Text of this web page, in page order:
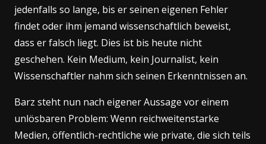
jedenfalls so lange, bis er seinen eigenen Fehler
findet oder ihm jemand wissenschaftlich beweist,
dass er falsch liegt. Dies ist bis heute nicht
geschehen. Kein Medium, kein Journalist, kein
Wissenschaftler nahm sich seinen Erkenntnissen an.
Barz steht nun nach eigener Aussage vor einem
unlösbaren Problem: Wenn reichweitenstarke
Medien, öffentlich-rechtliche wie private, die sich teils